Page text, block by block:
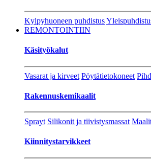
Kylpyhuoneen puhdistus
REMONTOINTIIN
Käsityökalut
Vasarat ja kirveet Pöytätietokoneet
Rakennuskemikaalit
Sprayt Silikonit ja tiivistysmassat
Kiinnitystarvikkeet